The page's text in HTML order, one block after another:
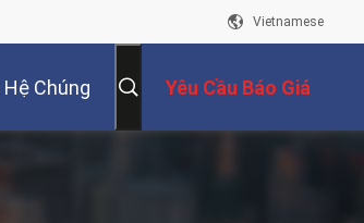
Vietnamese
Hệ Chúng Yêu Cầu Báo Giá